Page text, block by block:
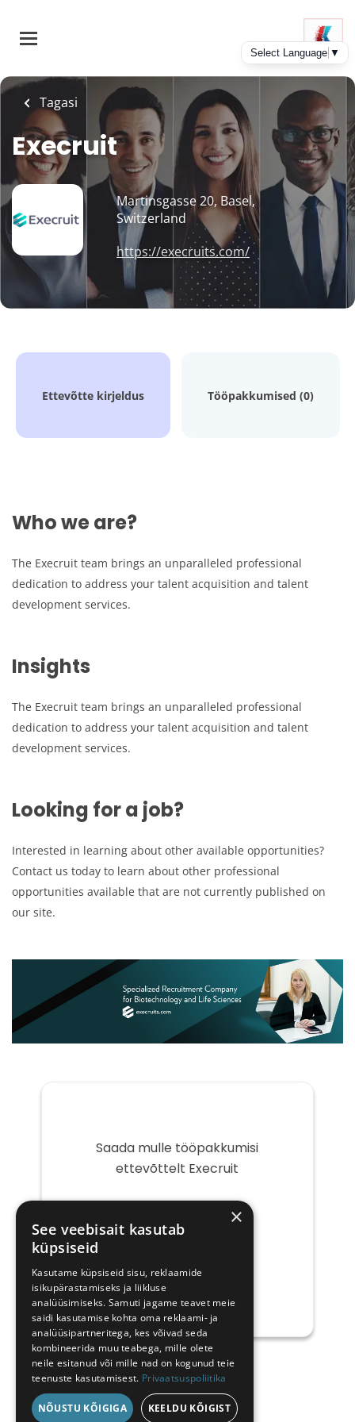
main
Tagasi
Execruit
Martinsgasse 20, Basel,
Switzerland
https://execruits.com/
Ettevõtte kirjeldus Tööpakkumised (0)
Who we are?
The Execruit team brings an unparalleled professional
dedication to address your talent acquisition and talent
development services.
Insights
The Execruit team brings an unparalleled professional
dedication to address your talent acquisition and talent
development services.
Looking for a job?
Interested in learning about other available opportunities?
Contact us today to learn about other professional
opportunities available that are not currently published on
our site.
Saada mulle tööpakkumisi
ettevõttelt Execruit
post
×
See veebisait kasutab
küpsiseid
Kasutame küpsiseid sisu, reklaamide
isikupärastamiseks ja liikluse
analüüsimiseks. Samuti jagame teavet meie
saidi kasutamise kohta oma reklaami- ja
analüüsipartneritega, kes võivad seda
kombineerida muu teabega, mille olete
neile esitanud või mille nad on kogunud teie
teenuste kasutamisest. Privaatsuspoliitika
NÕUSTU KÕIGIGA KEELDU KÕIGIST